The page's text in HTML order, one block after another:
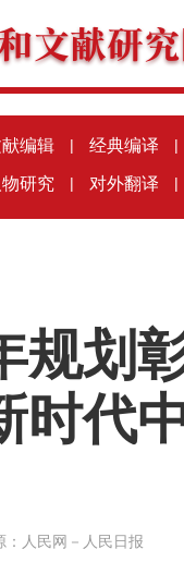
编辑 | 经典编译 |
物研究 | 对外翻译 |
规划
时代
： 人民网－人民日报